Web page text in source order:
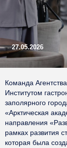
27.05.2026
Команда
Институтом
заполярного
«Арктическая
направления
рамках развития
которая была